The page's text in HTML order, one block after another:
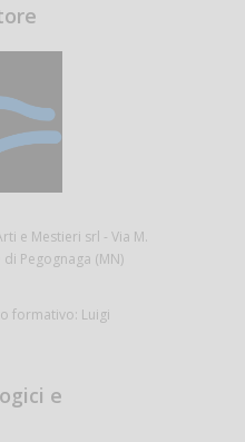
e Mestieri srl - Via M.
di Pegognaga (MN)
formativo: Luigi
e